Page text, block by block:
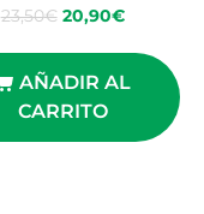
23,50€ 20,90€
AÑADIR AL
CARRITO